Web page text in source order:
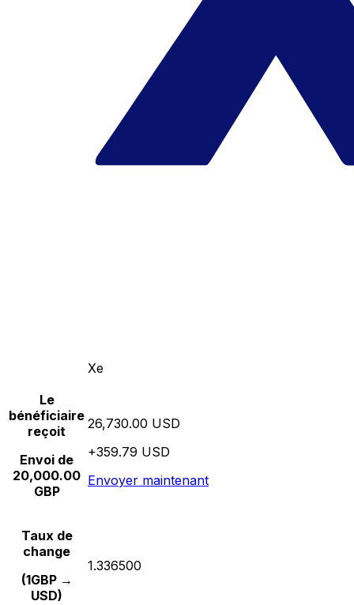
Xe
Le
bénéficiaire
reçoit
Envoi de
20,000.00
GBP
26,730.00 USD
+359.79 USD
Envoyer maintenant
Taux de
change
(1GBP →
USD)
1.336500